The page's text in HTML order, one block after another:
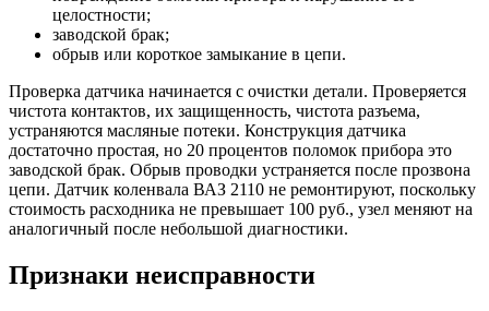
целостности;
заводской брак;
обрыв или короткое замыкание в цепи.
Проверка датчика начинается с очистки детали. Проверяется
чистота контактов, их защищенность, чистота разъема,
устраняются масляные потеки. Конструкция датчика
достаточно простая, но 20 процентов поломок прибора это
заводской брак. Обрыв проводки устраняется после прозвона
цепи. Датчик коленвала ВАЗ 2110 не ремонтируют, поскольку
стоимость расходника не превышает 100 руб., узел меняют на
аналогичный после небольшой диагностики.
Признаки неисправности